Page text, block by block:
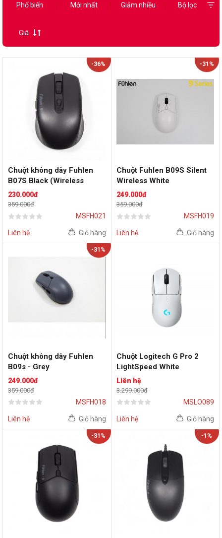
Phổ biến Mới nhất Giảm nhiều Bộ lọc
Giá
-36%
Chuột không dây Fuhlen
B07S Black (Wireless
2.4Ghz/Bluetooth)
230.000đ
359.000đ
MSFH021
Liên hệ Giỏ hàng
-31%
Chuột Fuhlen B09S Silent
Wireless White
249.000đ
359.000đ
MSFH019
Liên hệ Giỏ hàng
-31%
Chuột không dây Fuhlen
B09s - Grey
249.000đ
359.000đ
MSFH018
Liên hệ Giỏ hàng
Chuột Logitech G Pro 2
LightSpeed White
Liên hệ
3.299.000đ
MSLO089
Liên hệ Giỏ hàng
-31% -1%